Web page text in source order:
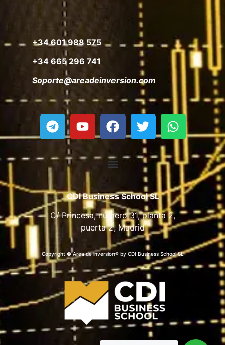
+34 601 988 575
+34 665 296 741
Soporte@areadeinversion.com
CDI Business School SL
C/ Princesa, número 31, planta 2,
puerta 2, Madrid
Copyright © Area de inversion® by CDI Business School SL